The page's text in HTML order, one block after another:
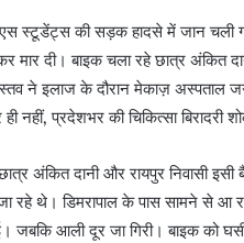
स्टूडेंट्स की सड़क हादसे में जान चली
दी। बाइक चला रहे छात्र अंकित
ने इलाज के दौरान मेकाज़ अस्पताल
नहीं, प्रदेशभर की चिकित्सा बिरादरी
अंकित दानी और रायपुर निवासी इसी
रहे थे। डिमरापाल के पास सामने से आ
जबकि आली दूर जा गिरी। बाइक को